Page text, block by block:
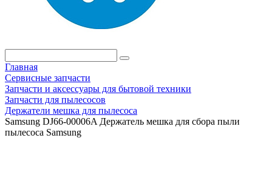
Главная
Сервисные запчасти
Запчасти и аксессуары для бытовой техники
Запчасти для пылесосов
Держатели мешка для пылесоса
Samsung DJ66-00006A Держатель мешка для сбора пыли
пылесоса Samsung